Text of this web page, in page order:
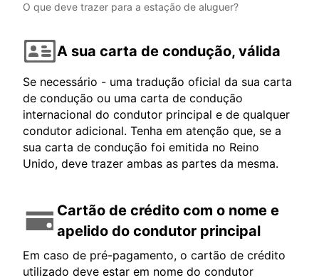
O que deve trazer para a estação de aluguer?
A sua carta de condução, válida
Se necessário - uma tradução oficial da sua carta
de condução ou uma carta de condução
internacional do condutor principal e de qualquer
condutor adicional. Tenha em atenção que, se a
sua carta de condução foi emitida no Reino
Unido, deve trazer ambas as partes da mesma.
Cartão de crédito com o nome e
apelido do condutor principal
Em caso de pré-pagamento, o cartão de crédito
utilizado deve estar em nome do condutor